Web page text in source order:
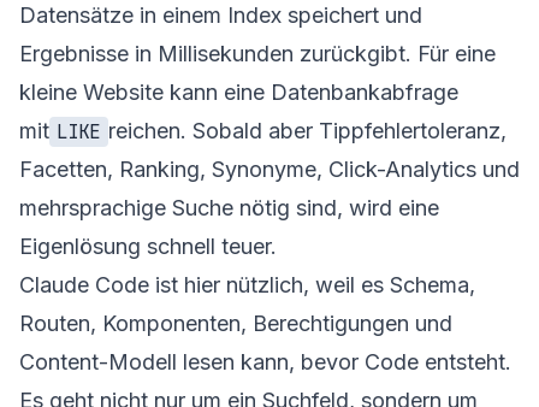
Datensätze in einem Index speichert und
Ergebnisse in Millisekunden zurückgibt. Für eine
kleine Website kann eine Datenbankabfrage
mit LIKE reichen. Sobald aber Tippfehlertoleranz,
Facetten, Ranking, Synonyme, Click-Analytics und
mehrsprachige Suche nötig sind, wird eine
Eigenlösung schnell teuer.
Claude Code ist hier nützlich, weil es Schema,
Routen, Komponenten, Berechtigungen und
Content-Modell lesen kann, bevor Code entsteht.
Es geht nicht nur um ein Suchfeld, sondern um